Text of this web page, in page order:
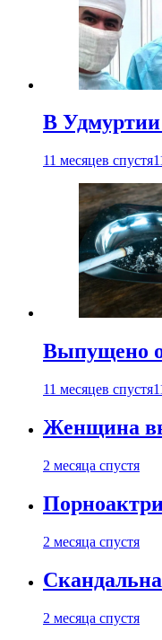
В Удмуртии
11 месяцев спустя
Выпущено
11 месяцев спустя
Женщина
2 месяца спустя
2 месяца спустя
2 месяца спустя